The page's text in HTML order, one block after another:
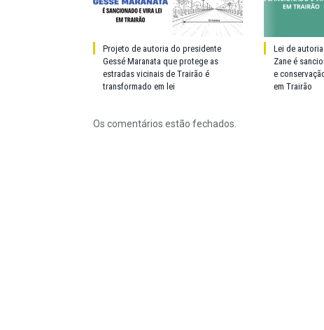
Projeto de autoria do presidente
Gessé Maranata que protege as
estradas vicinais de Trairão é
transformado em lei
Lei de
Zane é
e
em Trairão
Os comentários estão fechados.